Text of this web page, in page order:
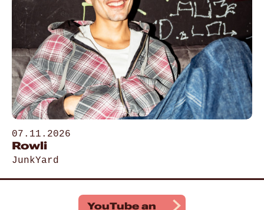
07.11.2026
Rowli
JunkYard
YouTube an